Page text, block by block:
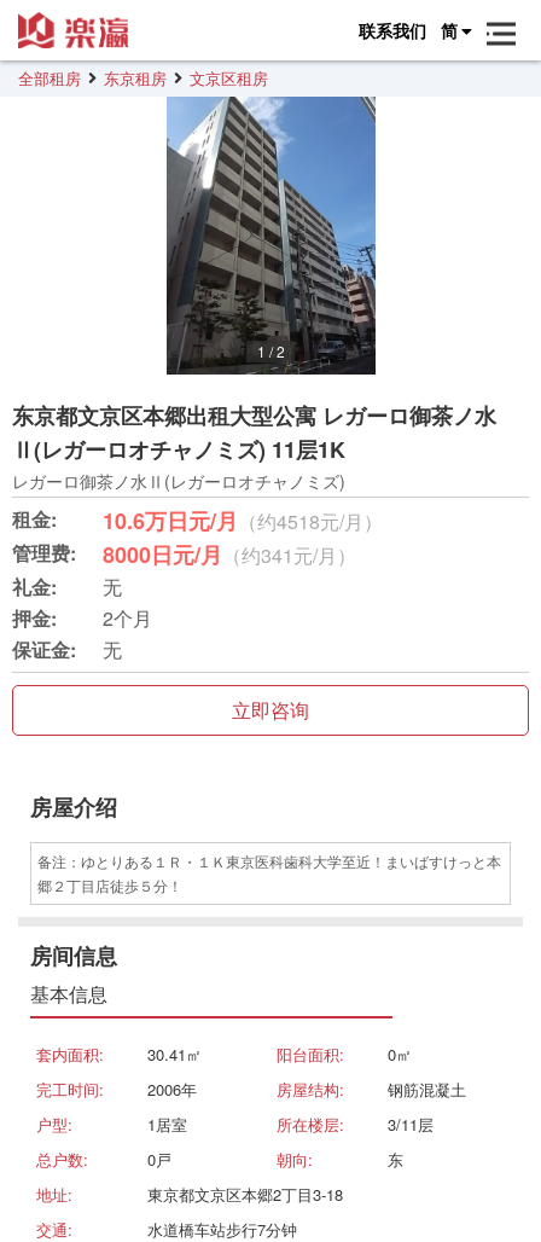
联系我们 简
全部租房 东京租房 文京区租房
1 /2
东京都文京区本郷出租大型公寓 レガーロ御茶ノ水
Ⅱ(レガーロオチャノミズ) 11层1K
レガーロ御茶ノ水Ⅱ(レガーロオチャノミズ)
租金: 10.6万日元/月 （约4518元/月）
管理费:
8000日元/月 （约341元/月）
礼金:
无
押金:
2个月
保证金:
无
立即咨询
房屋介绍
备注：ゆとりある１Ｒ・１Ｋ東京医科歯科大学至近！まいばすけっと本
郷２丁目店徒歩５分！
房间信息
基本信息
套内面积: 30.41㎡ 阳台面积:
0㎡
完工时间:
2006年 房屋结构:
钢筋混凝土
户型:
1居室 所在楼层:
3/11层
总户数:
0戸 朝向:
东
地址:
東京都文京区本郷2丁目3-18
交通:
水道橋车站步行7分钟